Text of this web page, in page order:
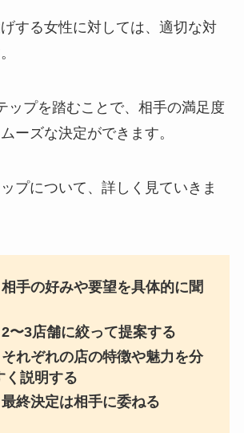
する女性に対しては、適切な対
ップを踏むことで、相手の満足度
ーズな決定ができます。
プについて、詳しく見ていきま
手の好みや要望を具体的に聞
〜3店舗に絞って提案する
れぞれの店の特徴や魅力を分
く説明する
終決定は相手に委ねる